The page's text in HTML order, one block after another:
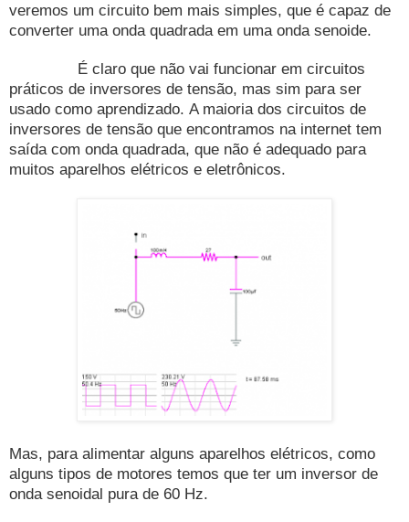
veremos um circuito bem mais simples, que é capaz de
converter uma onda quadrada em uma onda senoide.
É claro que não vai funcionar em circuitos
práticos de inversores de tensão, mas sim para ser
usado como aprendizado. A maioria dos circuitos de
inversores de tensão que encontramos na internet tem
saída com onda quadrada, que não é adequado para
muitos aparelhos elétricos e eletrônicos.
Mas, para alimentar alguns aparelhos elétricos, como
alguns tipos de motores temos que ter um inversor de
onda senoidal pura de 60 Hz.